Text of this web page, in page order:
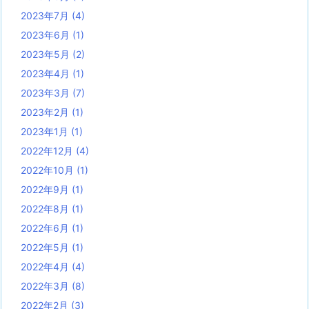
2023年7月 (4)
2023年6月 (1)
2023年5月 (2)
2023年4月 (1)
2023年3月 (7)
2023年2月 (1)
2023年1月 (1)
2022年12月 (4)
2022年10月 (1)
2022年9月 (1)
2022年8月 (1)
2022年6月 (1)
2022年5月 (1)
2022年4月 (4)
2022年3月 (8)
2022年2月 (3)